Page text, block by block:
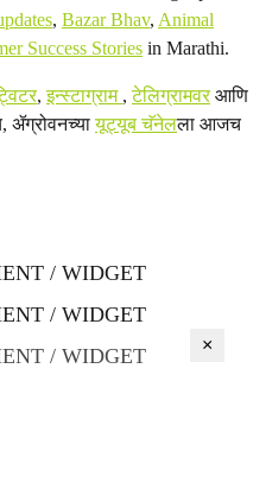
, Bazar Bhav, Animal
Success Stories in Marathi.
,इन्स्टाग्राम ,टेलिग्रामवरआणि
ॲग्रोवनच्यायूट्यूब चॅनेलला आजच
/ WIDGET
/ WIDGET
/ WIDGET
×